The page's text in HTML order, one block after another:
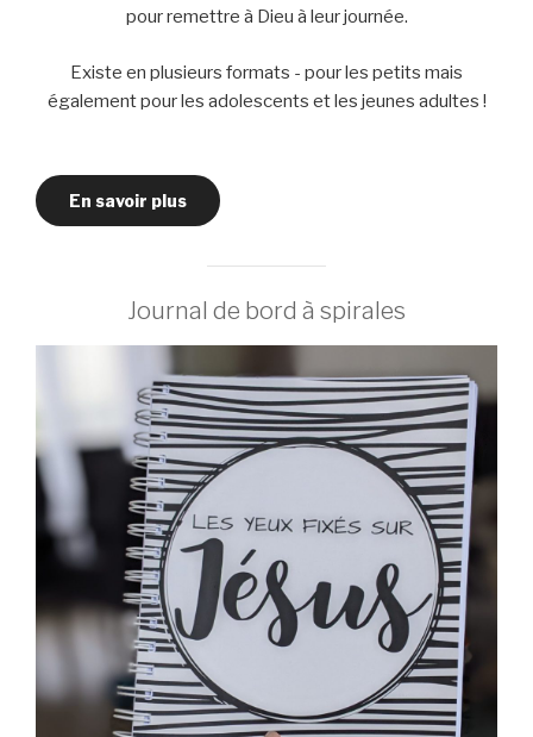
pour remettre à Dieu à leur journée.
Existe en plusieurs formats - pour les petits mais
également pour les adolescents et les jeunes adultes !
En savoir plus
Journal de bord à spirales